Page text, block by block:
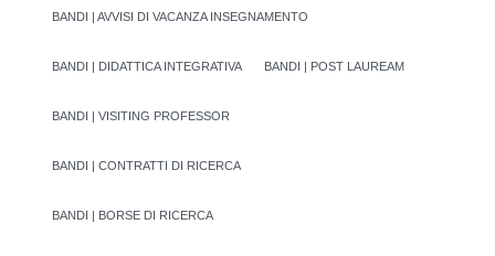
BANDI | AVVISI DI VACANZA INSEGNAMENTO
BANDI | DIDATTICA INTEGRATIVA BANDI | POST LAUREAM
BANDI | VISITING PROFESSOR
BANDI | CONTRATTI DI RICERCA
BANDI | BORSE DI RICERCA